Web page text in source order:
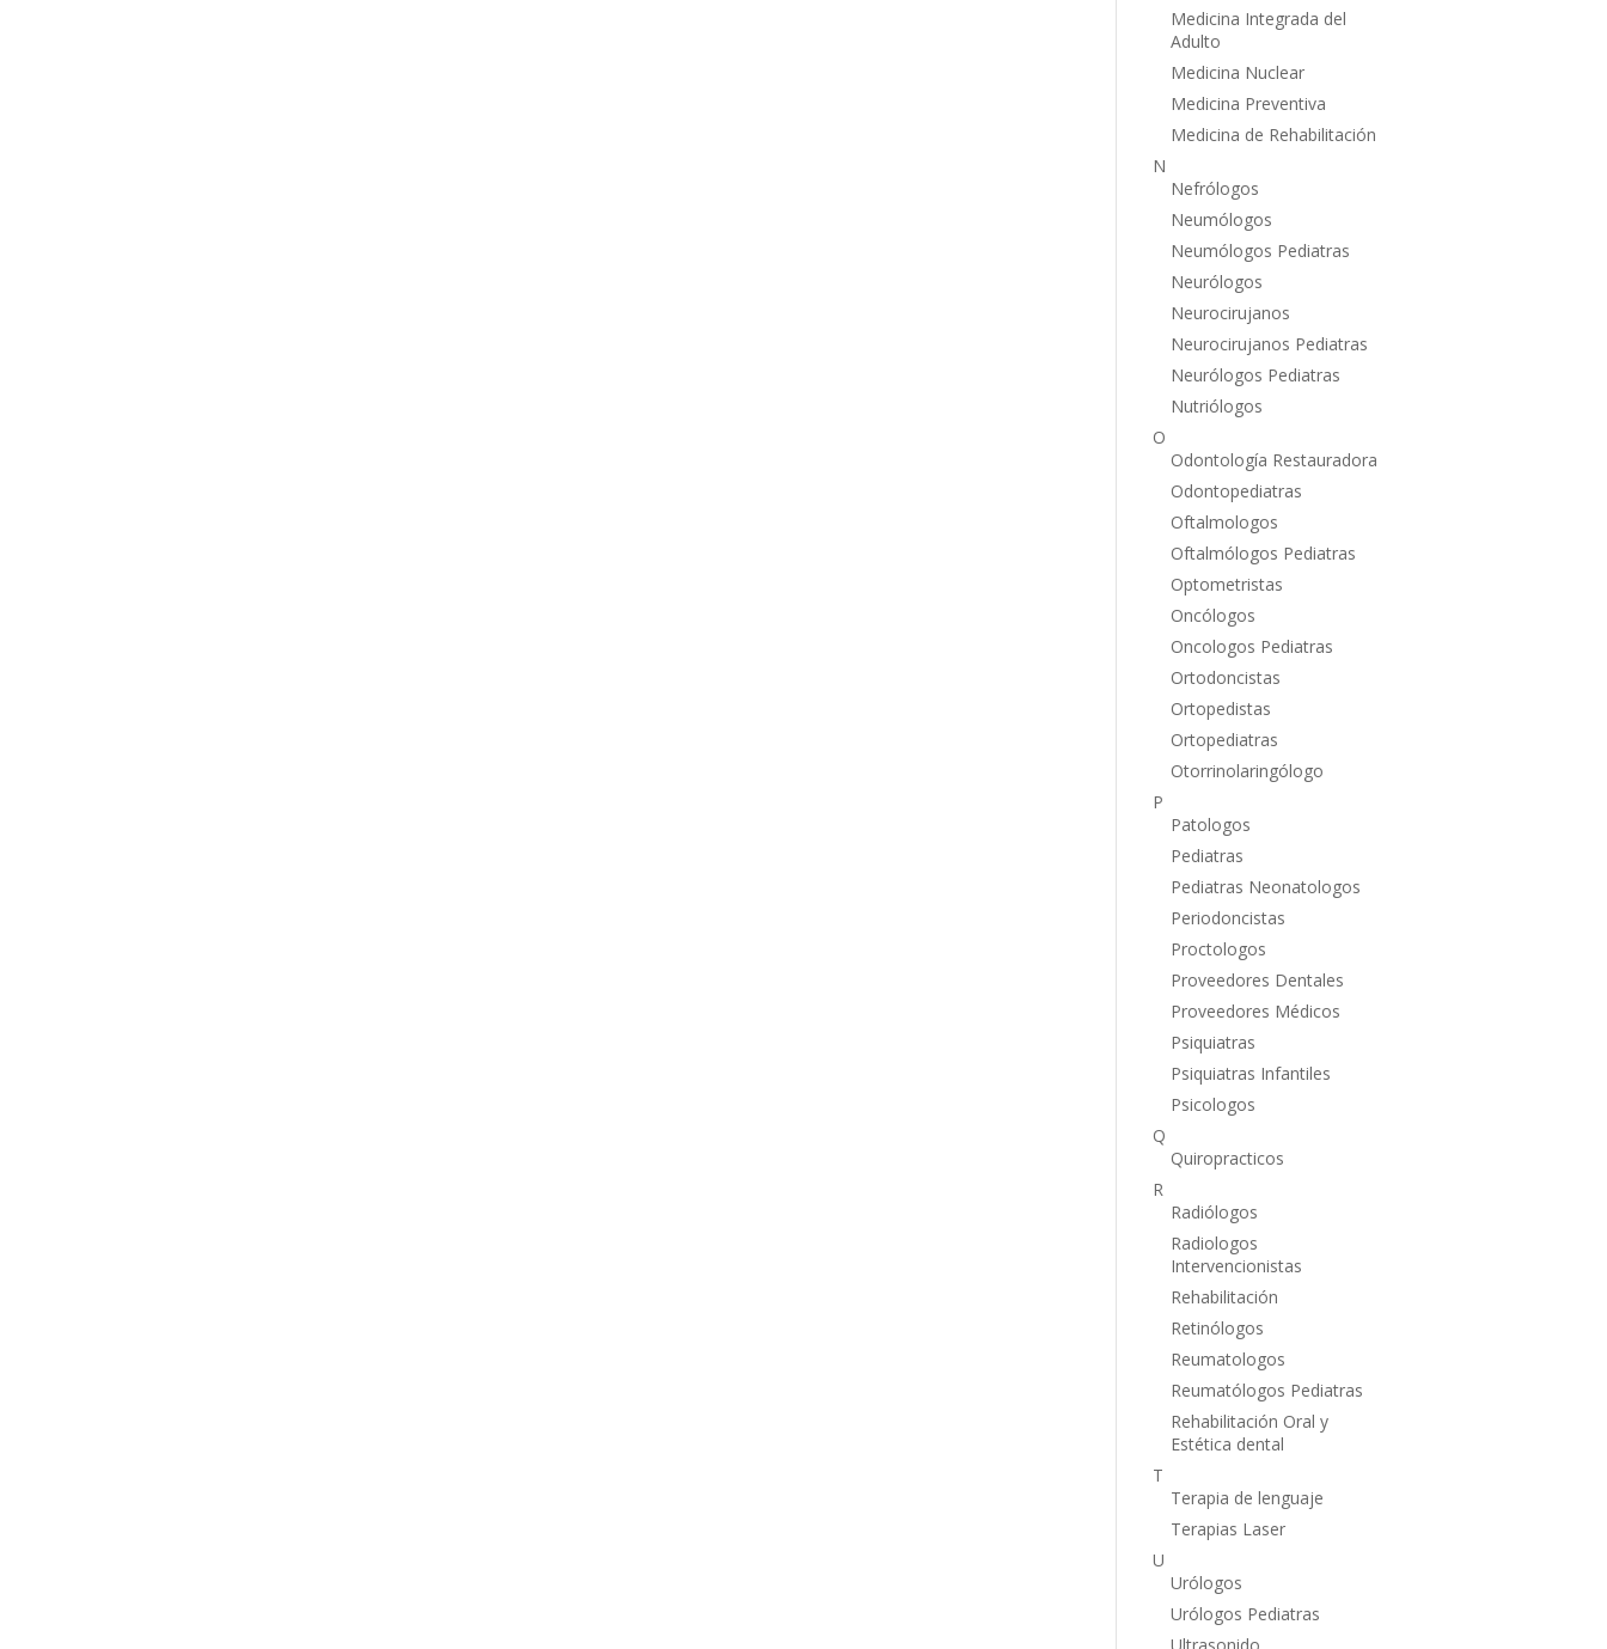
Medicina Integrada del
Adulto
Medicina Nuclear
Medicina Preventiva
Medicina de Rehabilitación
N
Nefrólogos
Neumólogos
Neumólogos Pediatras
Neurólogos
Neurocirujanos
Neurocirujanos Pediatras
Neurólogos Pediatras
Nutriólogos
O
Odontología Restauradora
Odontopediatras
Oftalmologos
Oftalmólogos Pediatras
Optometristas
Oncólogos
Oncologos Pediatras
Ortodoncistas
Ortopedistas
Ortopediatras
Otorrinolaringólogo
P
Patologos
Pediatras
Pediatras Neonatologos
Periodoncistas
Proctologos
Proveedores Dentales
Proveedores Médicos
Psiquiatras
Psiquiatras Infantiles
Psicologos
Q
Quiropracticos
R
Radiólogos
Radiologos
Intervencionistas
Rehabilitación
Retinólogos
Reumatologos
Reumatólogos Pediatras
Rehabilitación Oral y
Estética dental
T
Terapia de lenguaje
Terapias Laser
U
Urólogos
Urólogos Pediatras
Ultrasonido